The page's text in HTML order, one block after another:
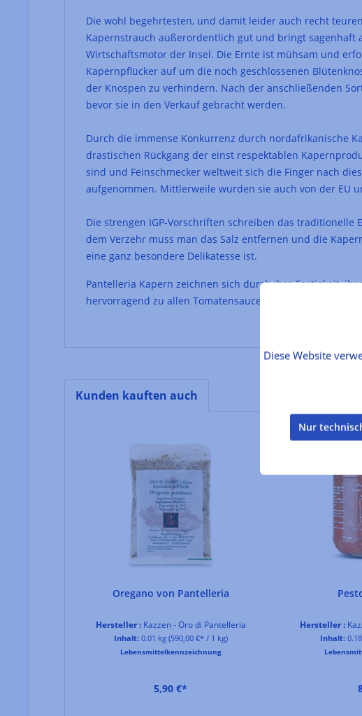
Die wohl begehrtesten, und damit leider auch recht
Kapernstrauch außerordentlich gut und bringt sagenhaft
Wirtschaftsmotor der Insel. Die Ernte ist mühsam und
Kapernpflücker auf um die noch geschlossenen
der Knospen zu verhindern. Nach der anschließenden
bevor sie in den Verkauf gebracht werden.
Durch die immense Konkurrenz durch nordafrikanische
drastischen Rückgang der einst respektablen
sind und Feinschmecker weltweit sich die Finger nach
aufgenommen. Mittlerweile wurden sie auch von der EU
Die strengen IGP-Vorschriften schreiben das
dem Verzehr muss man das Salz entfernen und die
eine ganz besondere Delikatesse ist.
Pantelleria Kapern zeichnen sich durch ihre Festigkeit,
hervorragend zu allen Tomatensaucen und Sugi,
Kunden kauften auch
Oregano von Pantelleria
Hersteller :Kazzen - Oro di Pantelleria
Inhalt: 0.01 kg (590,00 €* / 1 kg)
Lebensmittelkennzeichnung
5,90 €*
Hersteller :
Inhalt:
Diese Website
Nur